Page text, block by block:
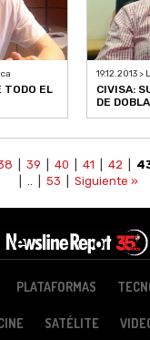
TODO EL
19.12.2013
CIVISA:
DE
39 40 41 42|
| .. | 53 Siguiente »
PLATAFORMAS
SATÉLITE